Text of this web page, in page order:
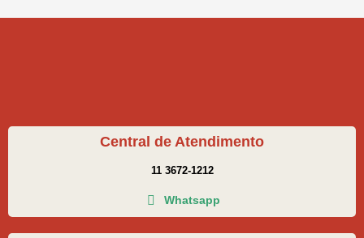
Central de Atendimento
11 3672-1212
Whatsapp